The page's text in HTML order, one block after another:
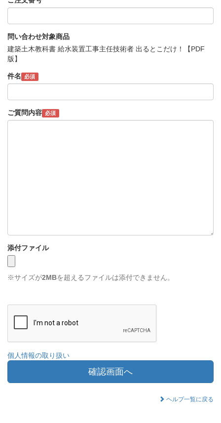
問い合わせ対象商品
建築土木教科書 給水装置工事主任技術者 出るとこだけ！【PDF
版】
件名 必須
ご質問内容 必須
添付ファイル
※サイズが2MBを超えるファイルは添付できません。
個人情報の取り扱い
確認画面へ
ヘルプ一覧に戻る